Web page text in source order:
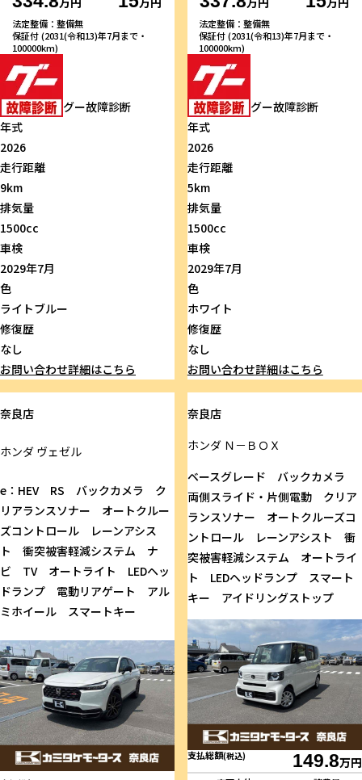
法定整備：整備無
保証付 (2031(令和13)年7月まで・
100000km)
グー故障診断
年式
2026
走行距離
9km
排気量
1500cc
車検
2029年7月
色
ライトブルー
修復歴
なし
お問い合わせ詳細はこちら
法定整備：整備無
保証付 (2031(令和13)年7月まで・
100000km)
グー故障診断
年式
2026
走行距離
5km
排気量
1500cc
車検
2029年7月
色
ホワイト
修復歴
なし
お問い合わせ詳細はこちら
奈良店
ホンダ ヴェゼル
e：HEV RS バックカメラ ク
リアランスソナー オートクルー
ズコントロール レーンアシス
ト 衝突被害軽減システム ナ
ビ TV オートライト LEDヘッ
ドランプ 電動リアゲート アル
ミホイール スマートキー
奈良店
ホンダＮ－ＢＯＸ
ベースグレード バックカメラ
両側スライド・片側電動 クリア
ランスソナー オートクルーズコ
ントロール レーンアシスト 衝
突被害軽減システム オートライ
ト LEDヘッドランプ スマート
キー アイドリングストップ
支払総額(税込) 149.8万円